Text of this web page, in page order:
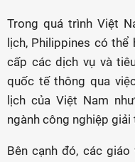
Trong quá trình Việt
lịch, Philippines có
cấp các dịch vụ và
quốc tế thông qua
lịch của Việt Nam
ngành công nghiệp giải
Bên cạnh đó, các